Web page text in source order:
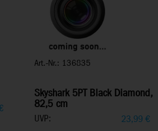
Art.-Nr.: 136835
Skyshark 5PT Black Diamond,
82,5 cm
UVP: 23,99 €